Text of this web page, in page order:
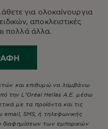
για ολοκαίνουργια
αποκλειστικές
πολλά άλλα.
και επιθυμώ να λαμβάνω
την L’Oréal Hellas A.E. μέσω
με τα προϊόντα και τις
email, SMS, ή τηλεφωνικής
διαφημίσεων των εμπορικών